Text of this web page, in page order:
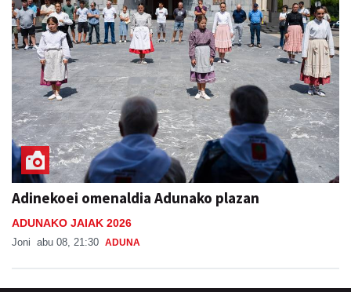
Adinekoei omenaldia Adunako plazan
ADUNAKO JAIAK 2026
Joni abu 08, 21:30 ADUNA